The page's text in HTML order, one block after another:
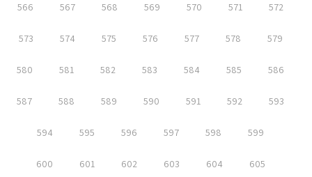
566 567 568 569 570 571 572
573 574 575 576 577 578 579
580 581 582 583 584 585 586
587 588 589 590 591 592 593
594 595 596 597 598 599
600 601 602 603 604 605